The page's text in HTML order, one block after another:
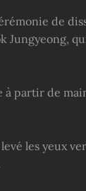
de
Jungyeong,
à partir de
les yeux